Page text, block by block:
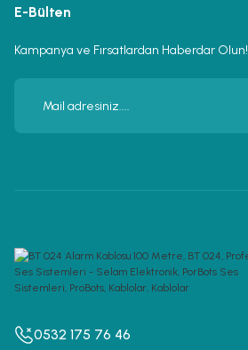
E-Bülten
Kampanya ve Fırsatlardan Haberdar Olun!
0532 175 76 46